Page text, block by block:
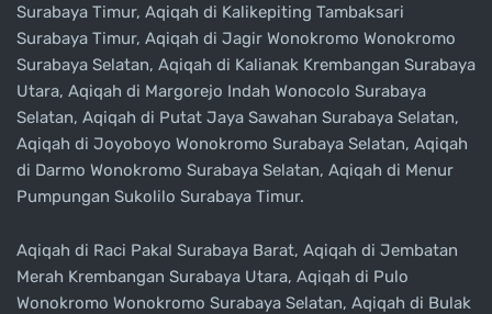
Surabaya Timur, Aqiqah di Kalikepiting Tambaksari
Surabaya Timur, Aqiqah di Jagir Wonokromo Wonokromo
Surabaya Selatan, Aqiqah di Kalianak Krembangan Surabaya
Utara, Aqiqah di Margorejo Indah Wonocolo Surabaya
Selatan, Aqiqah di Putat Jaya Sawahan Surabaya Selatan,
Aqiqah di Joyoboyo Wonokromo Surabaya Selatan, Aqiqah
di Darmo Wonokromo Surabaya Selatan, Aqiqah di Menur
Pumpungan Sukolilo Surabaya Timur.
Aqiqah di Raci Pakal Surabaya Barat, Aqiqah di Jembatan
Merah Krembangan Surabaya Utara, Aqiqah di Pulo
Wonokromo Wonokromo Surabaya Selatan, Aqiqah di Bulak